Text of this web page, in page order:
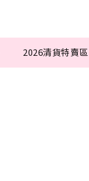
2026清貨特賣區